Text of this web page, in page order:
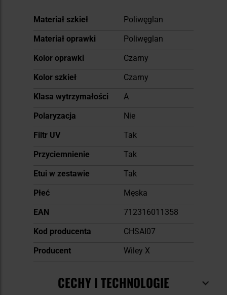
Więcej
Materiał szkieł
Poliwęglan
Materiał oprawki
Poliwęglan
Kolor oprawki
Czarny
Kolor szkieł
Czarny
Klasa wytrzymałości
A
Polaryzacja
Nie
Filtr UV
Tak
Przyciemnienie
Tak
Etui w zestawie
Tak
Płeć
Męska
EAN
712316011358
Kod producenta
CHSAI07
Producent
Wiley X
CECHY I TECHNOLOGIE